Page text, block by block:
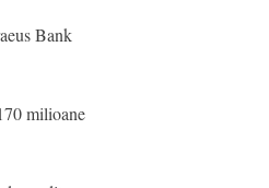
Bank
milioane